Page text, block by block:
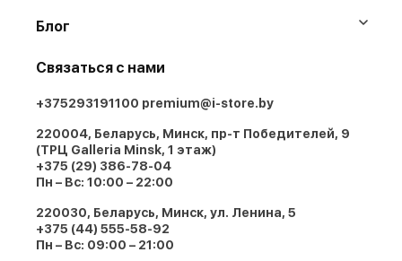
Блог
Связаться с нами
+375293191100 premium@i-store.by
220004, Беларусь, Минск, пр-т Победителей, 9
(ТРЦ Galleria Minsk, 1 этаж)
+375 (29) 386-78-04
Пн – Вс: 10:00 – 22:00
220030, Беларусь, Минск, ул. Ленина, 5
+375 (44) 555-58-92
Пн – Вс: 09:00 – 21:00